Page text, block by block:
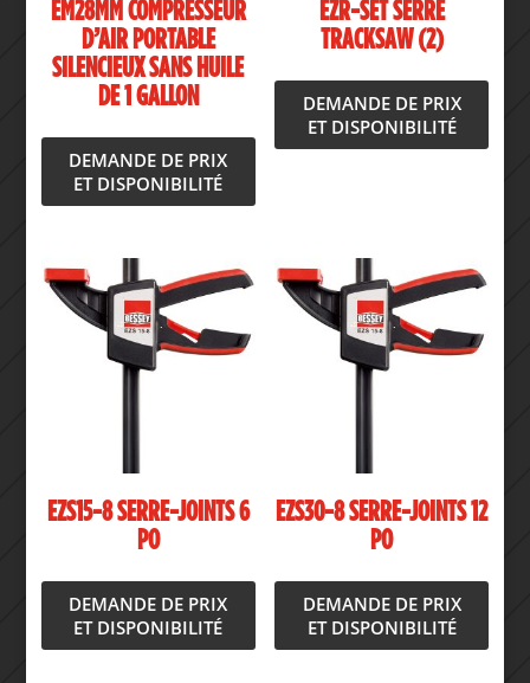
EM28MM COMPRESSEUR
D’AIR PORTABLE
SILENCIEUX SANS HUILE
DE 1 GALLON
DEMANDE DE PRIX
ET DISPONIBILITÉ
EZR-SET SERRE
TRACKSAW (2)
DEMANDE DE PRIX
ET DISPONIBILITÉ
EZS15-8 SERRE-JOINTS 6
PO
DEMANDE DE PRIX
ET DISPONIBILITÉ
EZS30-8 SERRE-JOINTS 12
PO
DEMANDE DE PRIX
ET DISPONIBILITÉ